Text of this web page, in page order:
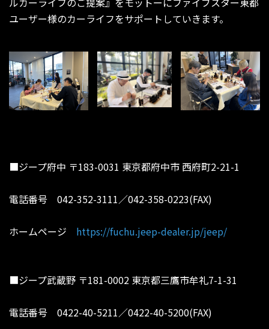
ユーザー様のカーライフをサポートしていきます。
■ジープ府中 〒183-0031 東京都府中市 西府町2-21-1
電話番号 042-352-3111／042-358-0223(FAX)
ホームページ https://fuchu.jeep-dealer.jp/jeep/
■ジープ武蔵野 〒181-0002 東京都三鷹市牟礼7-1-31
電話番号 0422-40-5211／0422-40-5200(FAX)